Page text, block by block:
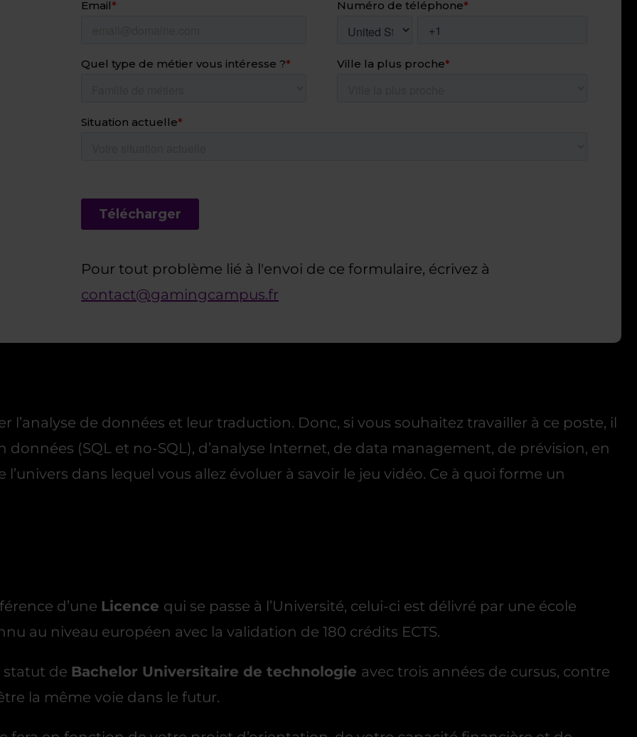
Pour tout problème lié à l'envoi de ce formulaire, écrivez à
contact@gamingcampus.fr
de données et leur traduction. Donc, si vous souhaitez travailler à ce poste, il
(SQL et no-SQL), d’analyse Internet, de data management, de prévision, en
dans lequel vous allez évoluer à savoir le jeu vidéo. Ce à quoi forme un
d’une Licence qui se passe à l’Université, celui-ci est délivré par une école
au niveau européen avec la validation de 180 crédits ECTS.
statut de Bachelor Universitaire de technologie avec trois années de cursus, contre
la même voie dans le futur.